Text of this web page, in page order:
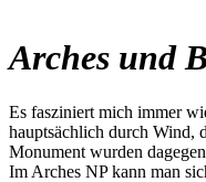
Arches und
Es fasziniert mich immer
hauptsächlich durch Wind,
Monument wurden
Im Arches NP kann man